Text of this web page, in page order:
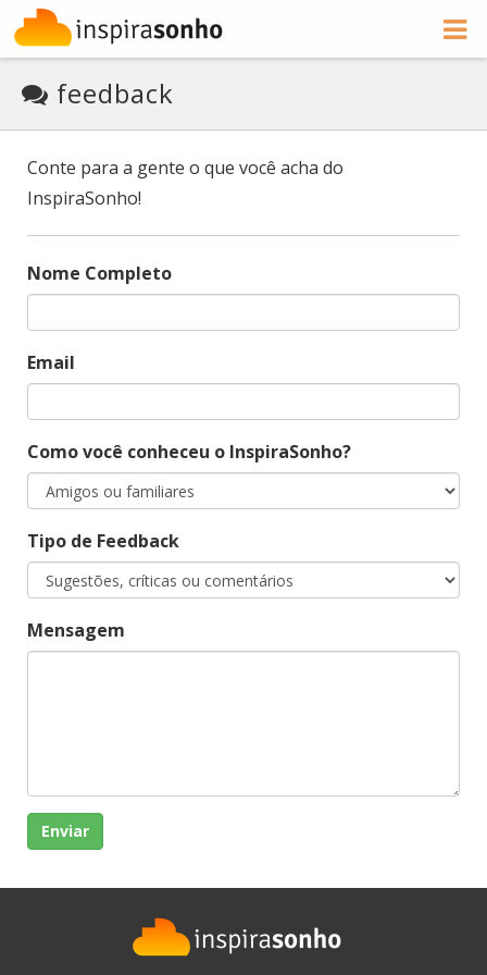
feedback
Conte para a gente o que você acha do
InspiraSonho!
Nome Completo
Email
Como você conheceu o InspiraSonho?
Tipo de Feedback
Mensagem
Enviar